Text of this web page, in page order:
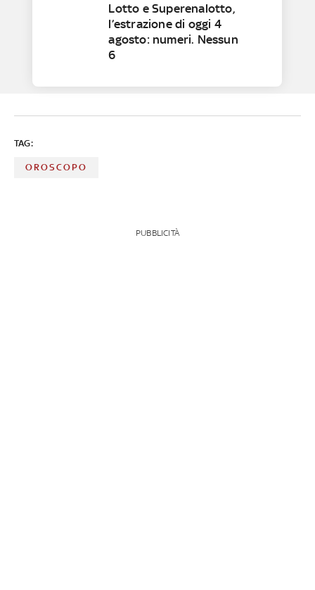
Lotto e Superenalotto,
l’estrazione di oggi 4
agosto: numeri. Nessun
6
TAG:
OROSCOPO
PUBBLICITÀ